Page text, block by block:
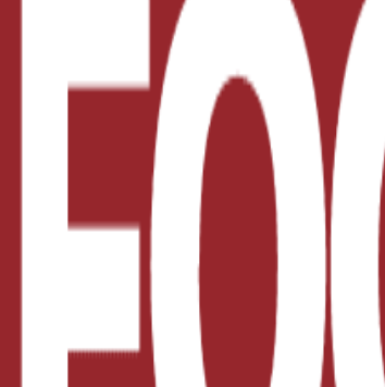
Esta alianza se desarrolla en
para la gente y el planeta.
trabajar activamente con aliados
contribuir a iniciativas que
lograr el objetivo de la alianza son:
que enfrentan los niños, las
situación de rezago social; y la
de la sociedad civil para mejorar el